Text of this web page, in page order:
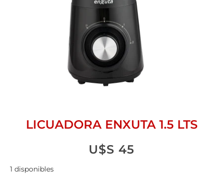
LICUADORA ENXUTA 1.5 LTS
U$S 45
1 disponibles